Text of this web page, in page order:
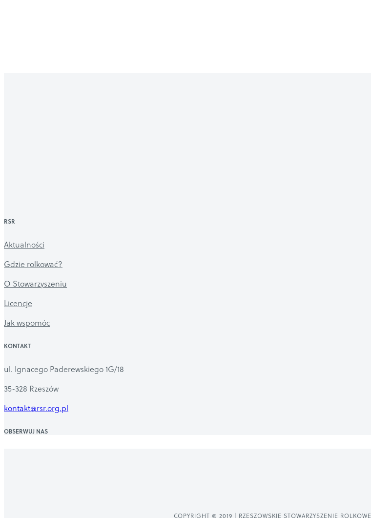
RSR
Aktualności
Gdzie rolkować?
O Stowarzyszeniu
Licencje
Jak wspomóc
KONTAKT
ul. Ignacego Paderewskiego 1G/18
35-328 Rzeszów
kontakt@rsr.org.pl
OBSERWUJ NAS
COPYRIGHT © 2019 | RZESZOWSKIE STOWARZYSZENIE ROLKOWE